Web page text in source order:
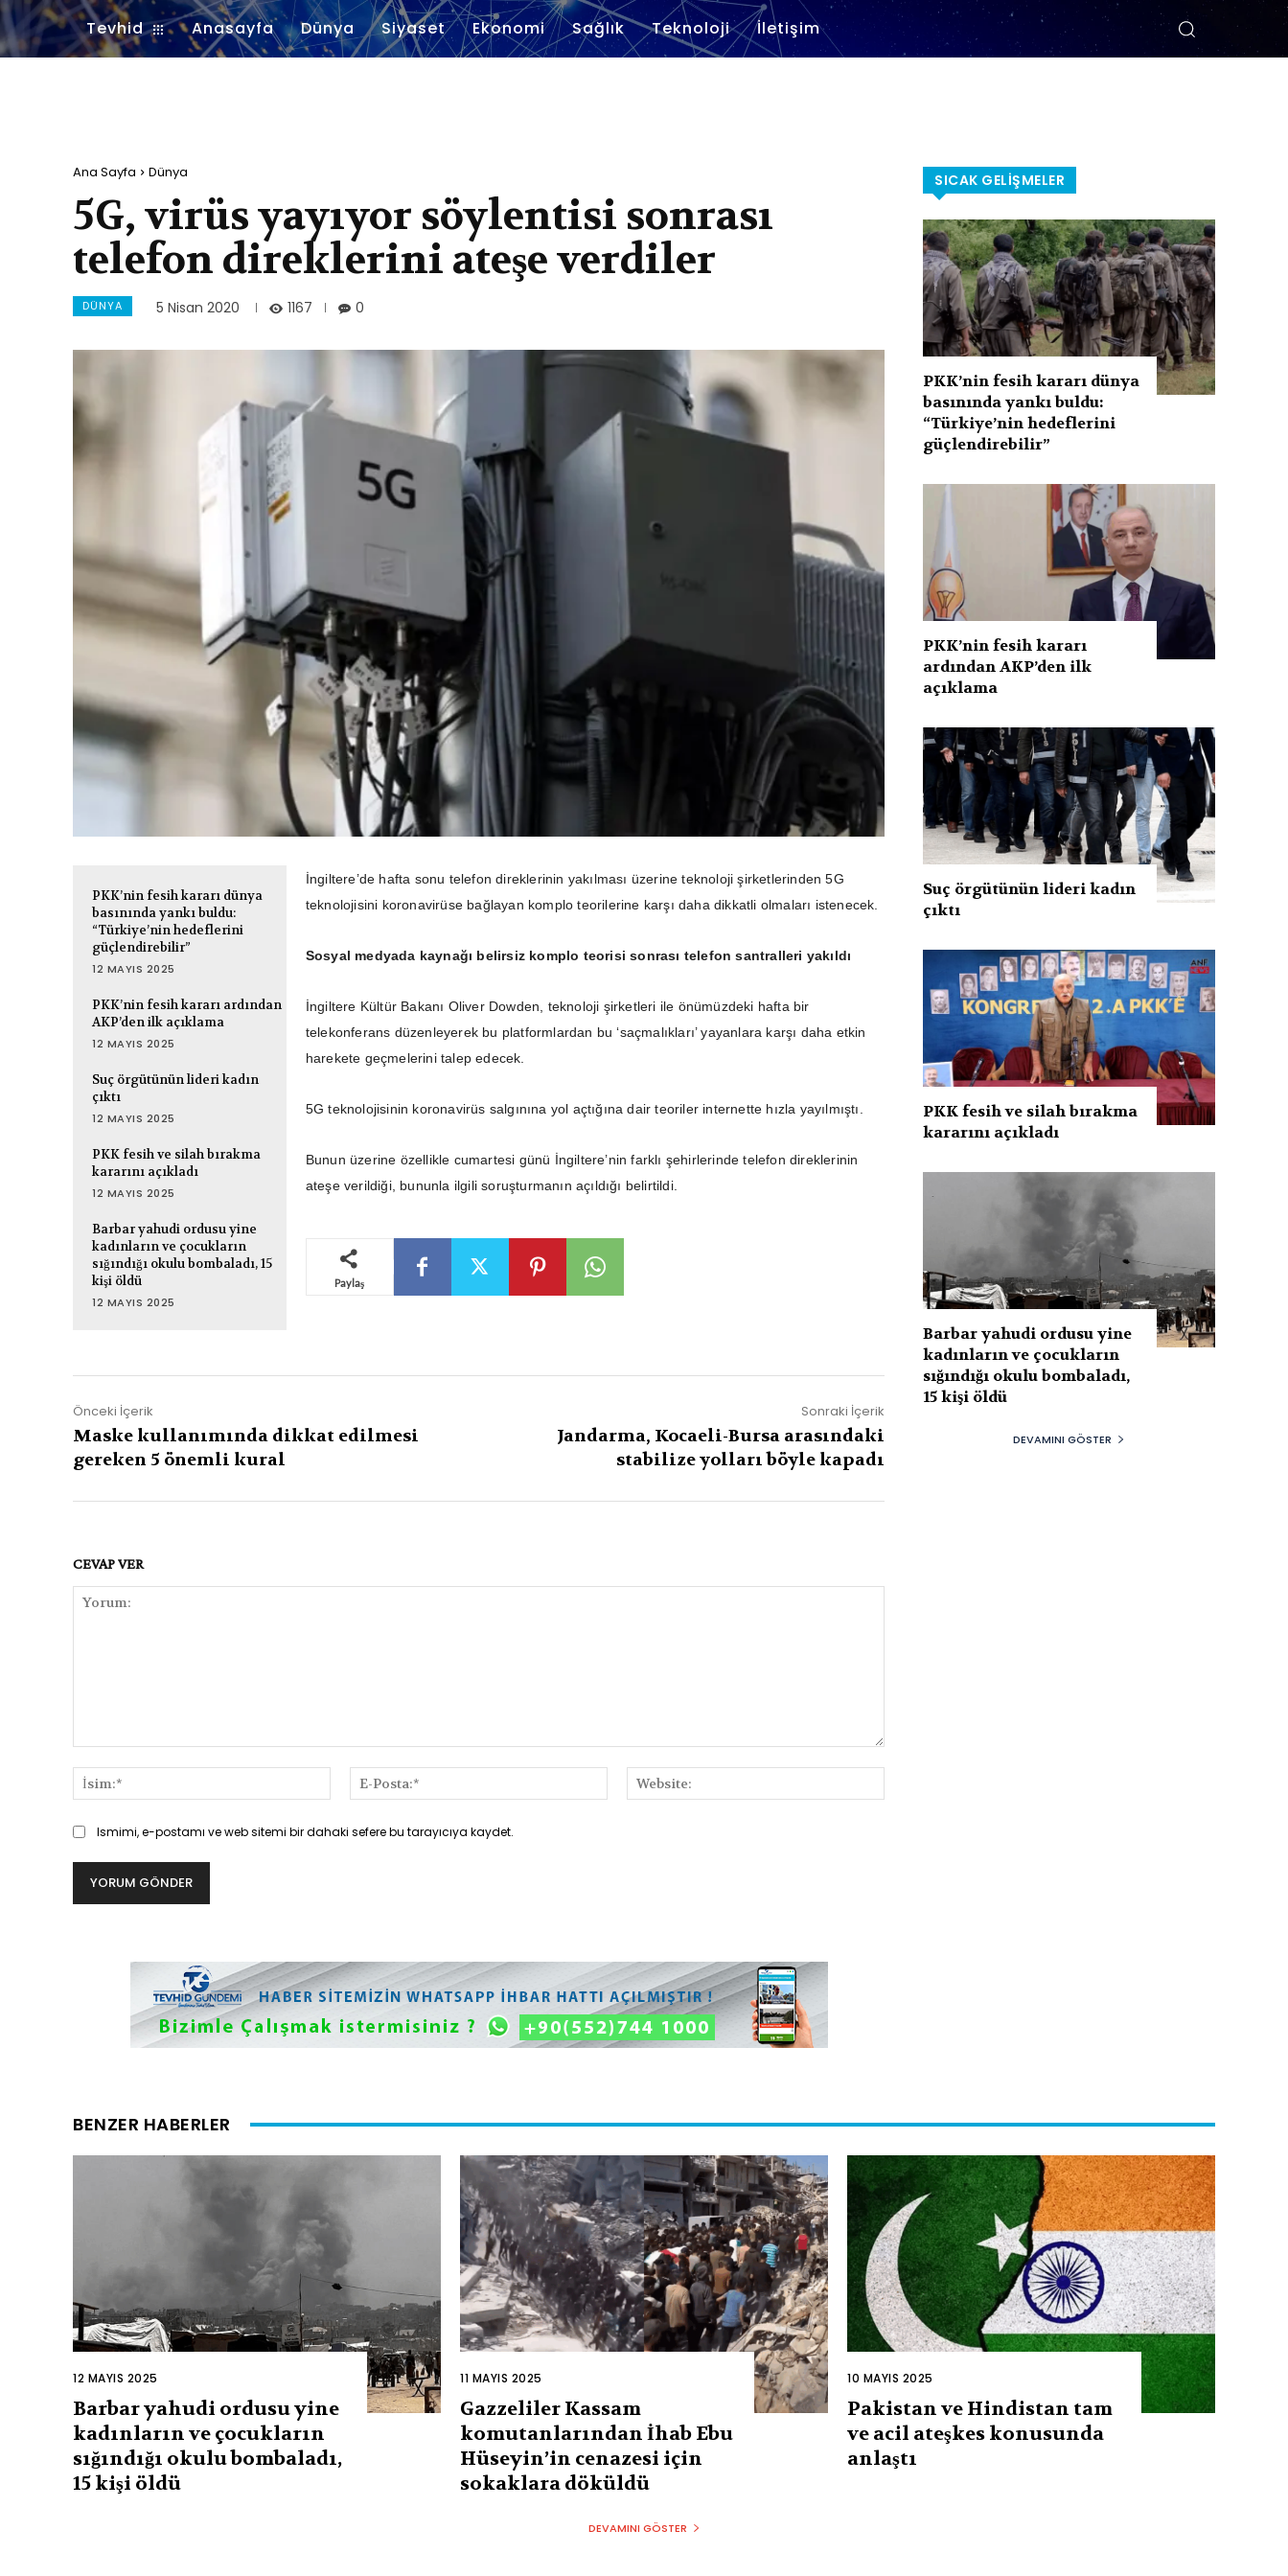
Tevhid Anasayfa Dünya Siyaset Ekonomi Sağlık Teknoloji İletişim
Ana Sayfa Dünya
5G, virüs yayıyor söylentisi sonrası
telefon direklerini ateşe verdiler
DÜNYA 5 Nisan 2020 1167 0
PKK’nin fesih kararı dünya
basınında yankı buldu:
“Türkiye’nin hedeflerini
güçlendirebilir”
12 MAYIS 2025
PKK’nin fesih kararı ardından
AKP’den ilk açıklama
12 MAYIS 2025
Suç örgütünün lideri kadın
çıktı
12 MAYIS 2025
PKK fesih ve silah bırakma
kararını açıkladı
12 MAYIS 2025
Barbar yahudi ordusu yine
kadınların ve çocukların
sığındığı okulu bombaladı, 15
kişi öldü
12 MAYIS 2025
İngiltere’de hafta sonu telefon direklerinin yakılması üzerine teknoloji şirketlerinden 5G
teknolojisini koronavirüse bağlayan komplo teorilerine karşı daha dikkatli olmaları istenecek.
Sosyal medyada kaynağı belirsiz komplo teorisi sonrası telefon santralleri yakıldı
İngiltere Kültür Bakanı Oliver Dowden, teknoloji şirketleri ile önümüzdeki hafta bir
telekonferans düzenleyerek bu platformlardan bu ‘saçmalıkları’ yayanlara karşı daha etkin
harekete geçmelerini talep edecek.
5G teknolojisinin koronavirüs salgınına yol açtığına dair teoriler internette hızla yayılmıştı.
Bunun üzerine özellikle cumartesi günü İngiltere’nin farklı şehirlerinde telefon direklerinin
ateşe verildiği, bununla ilgili soruşturmanın açıldığı belirtildi.
Paylaş
Önceki İçerik
Maske kullanımında dikkat edilmesi
gereken 5 önemli kural
Sonraki İçerik
Jandarma, Kocaeli-Bursa arasındaki
stabilize yolları böyle kapadı
CEVAP VER
İsim:*
Posta:*
Ismimi, e-postamı ve web sitemi bir dahaki sefere bu tarayıcıya kaydet.
SICAK GELIŞMELER
PKK’nin fesih kararı dünya
basınında yankı buldu:
“Türkiye’nin hedeflerini
güçlendirebilir”
PKK’nin fesih kararı
ardından AKP’den ilk
açıklama
Suç örgütünün lideri kadın
çıktı
PKK fesih ve silah bırakma
kararını açıkladı
Barbar yahudi ordusu yine
kadınların ve çocukların
sığındığı okulu bombaladı,
15 kişi öldü
DEVAMINI GÖSTER
BENZER HABERLER
12 MAYIS 2025
Barbar yahudi ordusu yine
kadınların ve çocukların
sığındığı okulu bombaladı,
15 kişi öldü
11 MAYIS 2025
Gazzeliler Kassam
komutanlarından İhab Ebu
Hüseyin’in cenazesi için
sokaklara döküldü
10 MAYIS 2025
Pakistan ve Hindistan tam
ve acil ateşkes konusunda
anlaştı
DEVAMINI GÖSTER